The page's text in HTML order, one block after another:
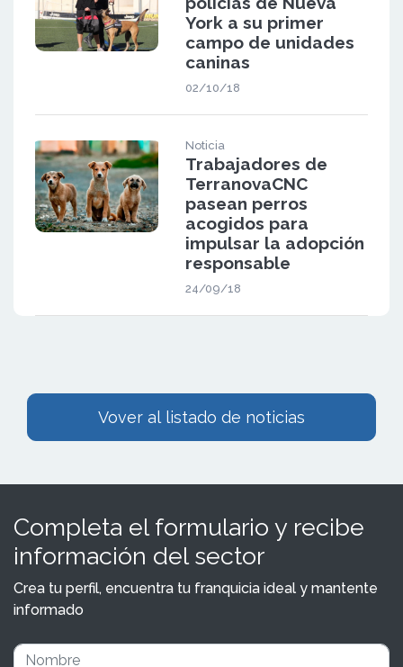
York a su primer
campo de unidades
caninas
02/10/18
Noticia
Trabajadores de
TerranovaCNC
pasean perros
acogidos para
impulsar la adopción
responsable
24/09/18
Vover al listado de noticias
Completa el formulario y recibe
información del sector
Crea tu perfil, encuentra tu franquicia ideal y mantente
informado